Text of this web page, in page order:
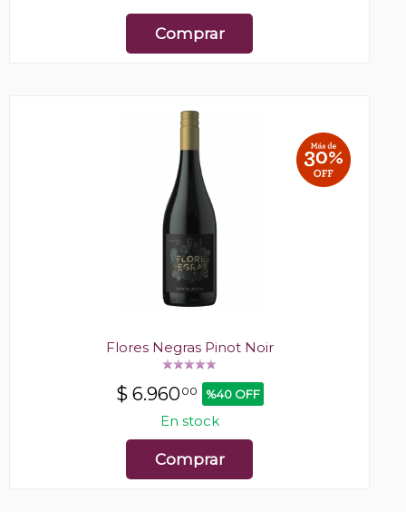
Comprar
Flores Negras Pinot Noir
$ 6.96000 %40 OFF
En stock
Comprar